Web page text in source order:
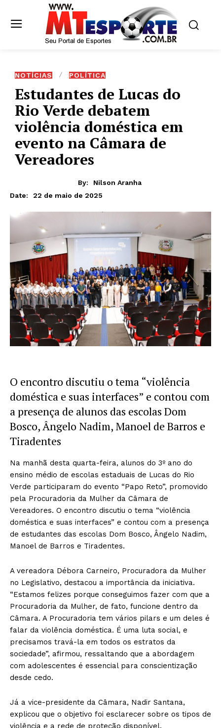
NOTÍCIAS POLÍTICA
Estudantes de Lucas do
Rio Verde debatem
violência doméstica em
evento na Câmara de
Vereadores
By:
Nilson Aranha
Date:
22 de maio de 2025
O encontro discutiu o tema “violência
doméstica e suas interfaces” e contou com
a presença de alunos das escolas Dom
Bosco, Ângelo Nadim, Manoel de Barros e
Tiradentes
Na manhã desta quarta-feira, alunos do 3º ano do
ensino médio de escolas estaduais de Lucas do Rio
Verde participaram do evento “Papo Reto”, promovido
pela Procuradoria da Mulher da Câmara de
Vereadores. O encontro discutiu o tema “violência
doméstica e suas interfaces” e contou com a presença
de estudantes das escolas Dom Bosco, Ângelo Nadim,
Manoel de Barros e Tiradentes.
A vereadora Débora Carneiro, Procuradora da Mulher
no Legislativo, destacou a importância da iniciativa.
“Estamos felizes porque conseguimos fazer com que a
Procuradoria da Mulher, de fato, funcione dentro da
Câmara. A Procuradoria tem vários pilars e um deles é
falar da violência doméstica. É uma luta social, e
precisamos travá-la em todos os estratos da
sociedade”, afirmou, ressaltando que a abordagem
com adolescentes é essencial para conscientização
desde cedo.
Já a vice-presidente da Câmara, Nadir Santana,
explicou que o objetivo foi esclarecer sobre os tipos de
violência e a rede de proteção disponível.